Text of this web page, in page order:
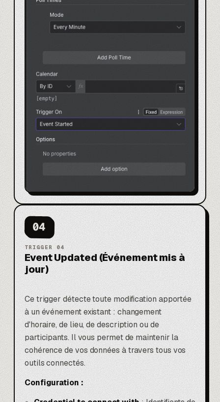
04
TRIGGER 04
Event Updated (Événement mis à
jour)
Ce trigger détecte toute modification apportée
à un événement existant : changement
d'horaire, de lieu, de description ou de
participants. Il vous permet de maintenir la
cohérence de vos données à travers tous vos
outils connectés.
Configuration :